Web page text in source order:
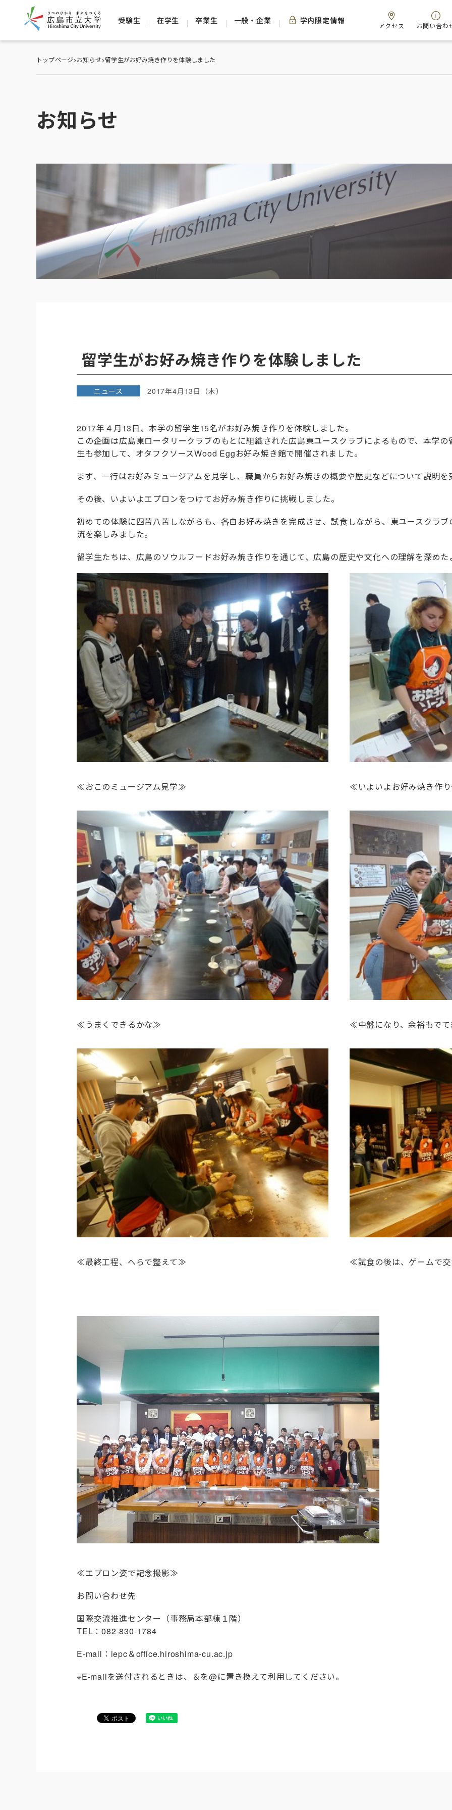
受験生 在学生 卒業生 一般・企業 学内限定情報
アクセス お問い合わ
トップページ>お知らせ>留学生がお好み焼き作りを体験しました
お知らせ
留学生がお好み焼き作りを体験しました
ニュース 2017年4月13日（木）
2017年４月13日、本学の留学生15名がお好み焼き作りを体験しました。
この企画は広島東ロータリークラブのもとに組織された広島東ユースクラブによるもので、本学
生も参加して、オタフクソースWood Eggお好み焼き館で開催されました。
まず、一行はお好みミュージアムを見学し、職員からお好み焼きの概要や歴史などについて説明を
その後、いよいよエプロンをつけてお好み焼き作りに挑戦しました。
初めての体験に四苦八苦しながらも、各自お好み焼きを完成させ、試食しながら、東ユースクラ
流を楽しみました。
留学生たちは、広島のソウルフードお好み焼き作りを通じて、広島の歴史や文化への理解を深めた
≪おこのミュージアム見学≫ ≪いよいよお好み焼き作
≪うまくできるかな≫ ≪中盤になり、余裕もで
≪最終工程、へらで整えて≫ ≪試食の後は、ゲームで
≪エプロン姿で記念撮影≫
お問い合わせ先
国際交流推進センター（事務局本部棟１階）
TEL：082-830-1784
E-mail：iepc＆office.hiroshima-cu.ac.jp
※E-mailを送付されるときは、＆を@に置き換えて利用してください。